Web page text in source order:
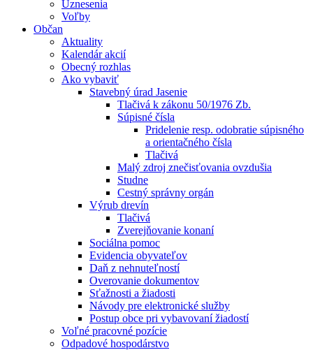
Uznesenia
Voľby
Občan
Aktuality
Kalendár akcií
Obecný rozhlas
Ako vybaviť
Stavebný úrad Jasenie
Tlačivá k zákonu 50/1976 Zb.
Súpisné čísla
Pridelenie resp. odobratie súpisného
a orientačného čísla
Tlačivá
Malý zdroj znečisťovania ovzdušia
Studne
Cestný správny orgán
Výrub drevín
Tlačivá
Zverejňovanie konaní
Sociálna pomoc
Evidencia obyvateľov
Daň z nehnuteľností
Overovanie dokumentov
Sťažnosti a žiadosti
Návody pre elektronické služby
Postup obce pri vybavovaní žiadostí
Voľné pracovné pozície
Odpadové hospodárstvo